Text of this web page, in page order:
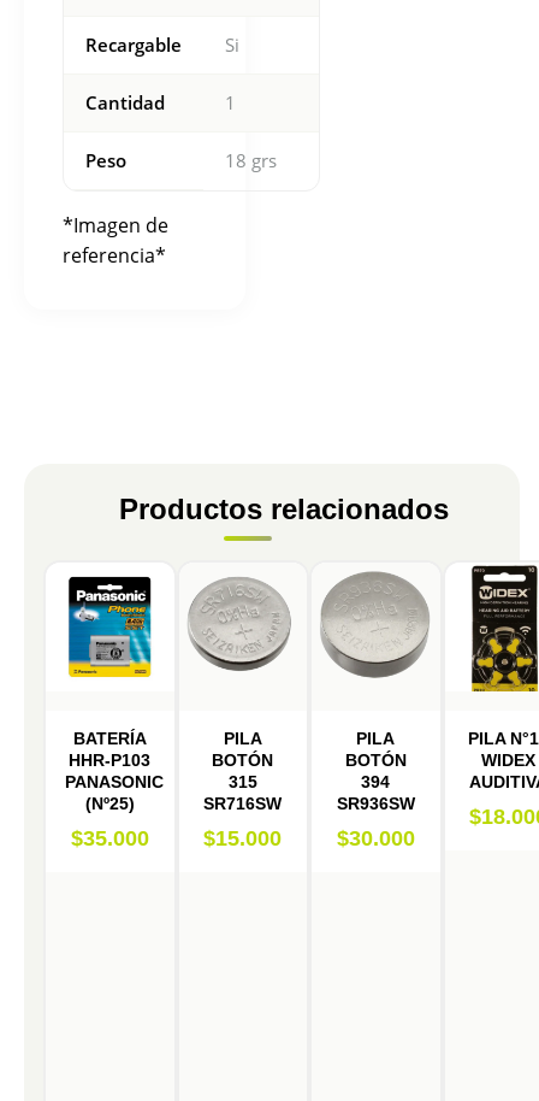
Recargable Si
Cantidad 1
Peso 18 grs
*Imagen de
referencia*
Productos relacionados
BATERÍA
HHR-P103
PANASONIC
(Nº25)
$35.000
PILA
BOTÓN
315
SR716SW
$15.000
PILA
BOTÓN
394
SR936SW
$30.000
PILA
WIDEX
$